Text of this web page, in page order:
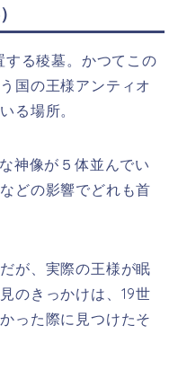
る稜墓。かつてこの
国の王様アンティオ
る場所。
神像が５体並んでい
どの影響でどれも首
が、実際の王様が眠
のきっかけは、19世
った際に見つけたそ